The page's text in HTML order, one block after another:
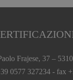
Frajese, 37 –
0577 327234 - fax